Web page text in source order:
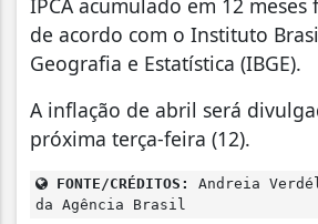
de acordo com o Instituto
Geografia e Estatística (IBGE).
A inflação de abril será
próxima terça-feira (12).
FONTE/CRÉDITOS:
Andreia
da Agência Brasil